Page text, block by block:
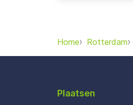
Home Rotterdam
Plaatsen